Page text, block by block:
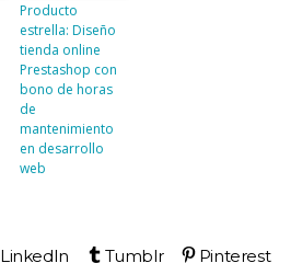
Producto
estrella: Diseño
tienda online
Prestashop con
bono de horas
de
mantenimiento
en desarrollo
web